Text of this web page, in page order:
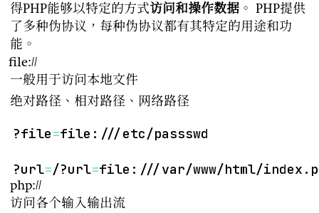
得PHP能够以特定的方式访问和操作数据 。 PHP提供
了多种伪协议，每种伪协议都有其特定的用途和功
能。
file://
一般用于访问本地文件
绝对路径、相对路径、网络路径
?file=
?url=/?url=file:///var/www/html/
php://
访问各个输入输出流